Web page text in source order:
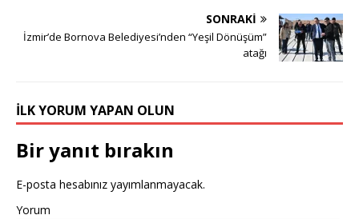
SONRAKI
İzmir’de Bornova Belediyesi’nden “Yeşil Dönüşüm”
atağı
İLK YORUM YAPAN OLUN
Bir yanıt bırakın
E-posta hesabınız yayımlanmayacak.
Yorum